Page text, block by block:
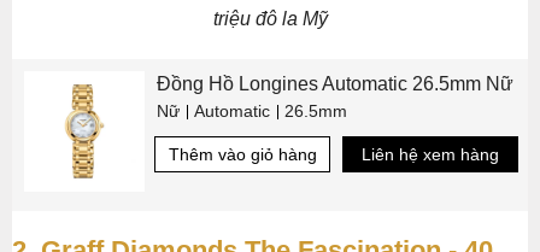
triệu đô la Mỹ
Đồng Hồ Longines Automatic 26.5mm Nữ
Nữ Automatic 26.5mm
Thêm vào giỏ hàng Liên hệ xem hàng